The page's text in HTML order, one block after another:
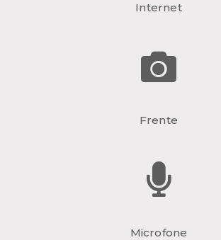
Internet
Frente
Microfone